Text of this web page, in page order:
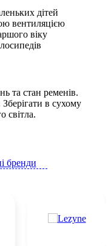
дітей
вентиляцією
віку
та стан ременів.
в сухому
світла.
бренди